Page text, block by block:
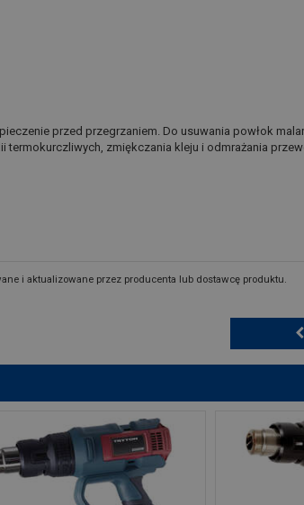
przed przegrzaniem. Do usuwania powłok
termokurczliwych, zmiękczania kleju i odmrażania
i aktualizowane przez producenta lub dostawcę produktu.